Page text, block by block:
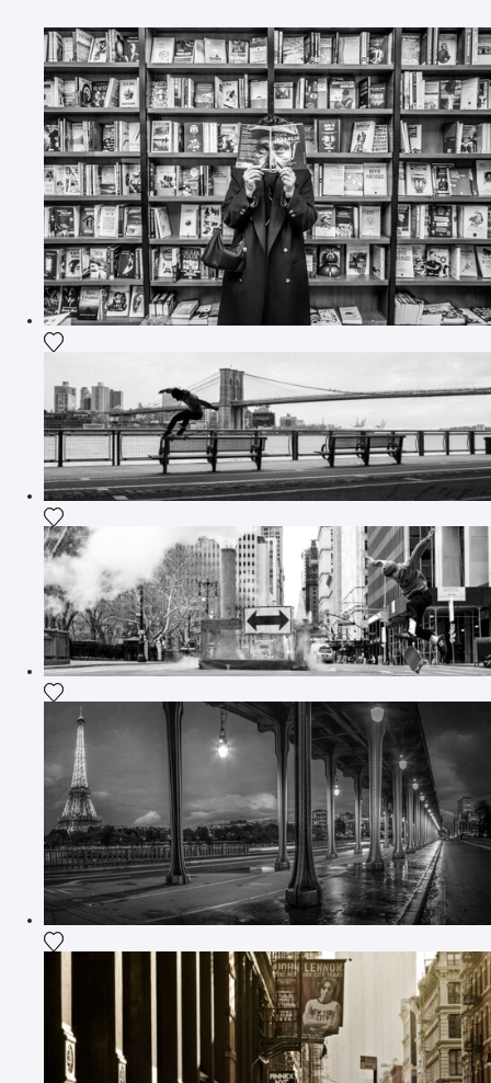
Ajouter la photographie à ma wishlist
Ajouter la photographie à ma wishlist
Ajouter la photographie à ma wishlist